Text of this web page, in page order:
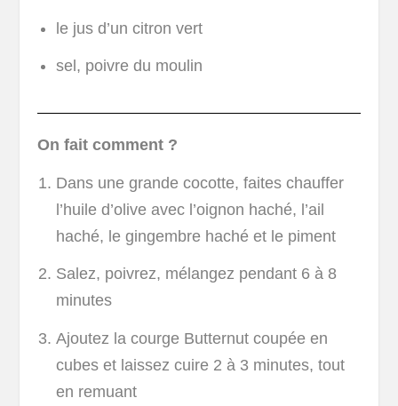
le jus d’un citron vert
sel, poivre du moulin
On fait comment ?
Dans une grande cocotte, faites chauffer
l’huile d’olive avec l’oignon haché, l’ail
haché, le gingembre haché et le piment
Salez, poivrez, mélangez pendant 6 à 8
minutes
Ajoutez la courge Butternut coupée en
cubes et laissez cuire 2 à 3 minutes, tout
en remuant